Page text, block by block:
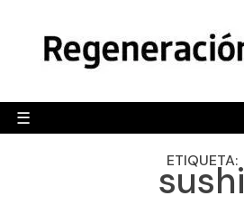
content
☰
POLÍTICA
CAMALEÓN
OPINIÓN
ETIQUETA:
sushi